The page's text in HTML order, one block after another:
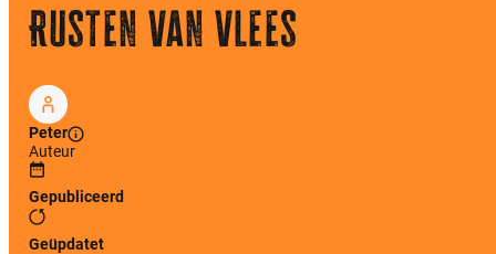
Rusten van vlees
Peter
Auteur
Gepubliceerd
Geüpdatet